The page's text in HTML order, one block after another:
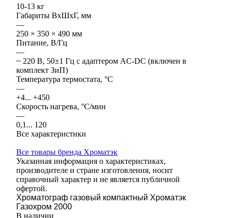
10-13 кг
Габариты ВхШхГ, мм
—
250 × 350 × 490 мм
Питание, В/Гц
—
~ 220 В, 50±1 Гц с адаптером AC-DC (включен в
комплект ЗиП)
Температура термостата, °C
—
+4... +450
Скорость нагрева, °С/мин
—
0,1... 120
Все характеристики
Все товары бренда Хроматэк
Указанная информация о характеристиках,
производителе и стране изготовления, носит
справочный характер и не является публичной
офертой.
Хроматограф газовый компактный Хроматэк
Газохром 2000
В наличии